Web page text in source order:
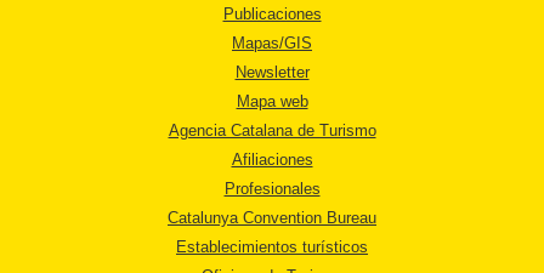
Publicaciones
Mapas/GIS
Newsletter
Mapa web
Agencia Catalana de Turismo
Afiliaciones
Profesionales
Catalunya Convention Bureau
Establecimientos turísticos